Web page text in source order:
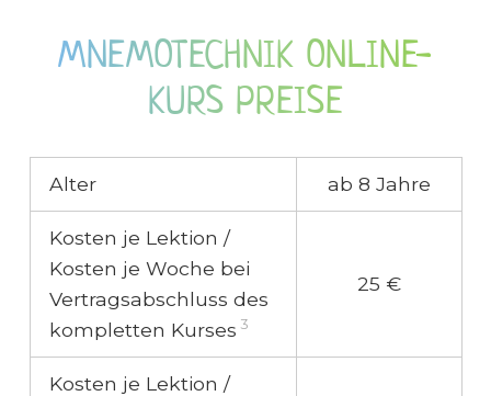
MNEMOTECHNIK ONLINE-
KURS PREISE
Alter ab 8 Jahre
Kosten je Lektion /
Kosten je Woche bei
Vertragsabschluss des
kompletten Kurses 3
25 €
Kosten je Lektion /